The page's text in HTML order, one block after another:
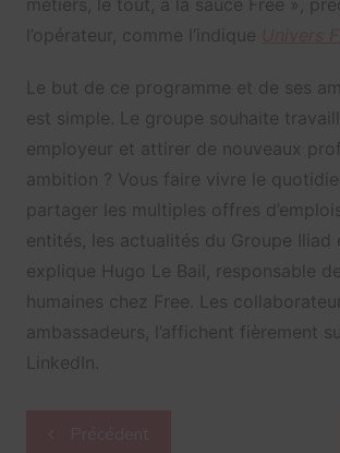
métiers, le tout, à la sauce Free »,
l’opérateur, comme l’indique
Le but de ce programme et de ses
est simple. Le groupe souhaite
employeur et attirer de nouveaux
ambition ? Vous faire vivre le
partager les multiples offres
entités, les actualités du Groupe Iliad
explique Hugo Le Bail, responsable
humaines chez Free. Les
ambassadeurs, l’affichent fièrement
LinkedIn.